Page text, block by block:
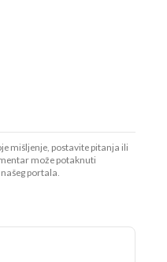
mišljenje, postavite pitanja ili
može potaknuti
portala.